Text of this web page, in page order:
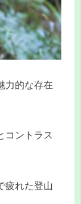
力的な存在
コントラス
疲れた登山